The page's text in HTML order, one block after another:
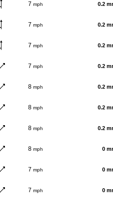
7 mph 0.2
7 mph 0.2
7 mph 0.2
7 mph 0.2
8 mph 0.2
8 mph 0.2
8 mph 0.2
8 mph 0
7 mph 0
7 mph 0